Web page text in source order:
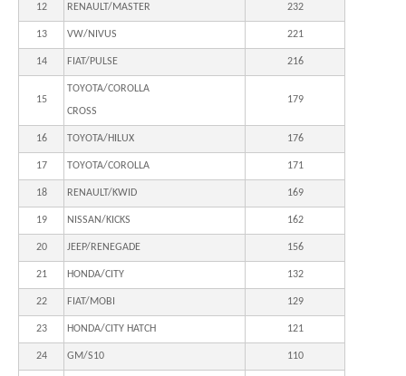
12 RENAULT/MASTER 232
13 VW/NIVUS 221
14 FIAT/PULSE 216
15
TOYOTA/COROLLA
CROSS
179
16 TOYOTA/HILUX 176
17 TOYOTA/COROLLA 171
18 RENAULT/KWID 169
19 NISSAN/KICKS 162
20 JEEP/RENEGADE 156
21 HONDA/CITY 132
22 FIAT/MOBI 129
23 HONDA/CITY HATCH 121
24 GM/S10 110